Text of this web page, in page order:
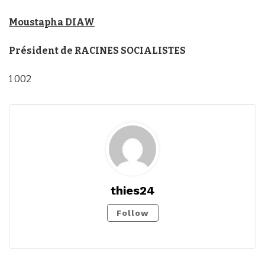
Moustapha DIAW
Président de RACINES SOCIALISTES
1 002
thies24
Follow